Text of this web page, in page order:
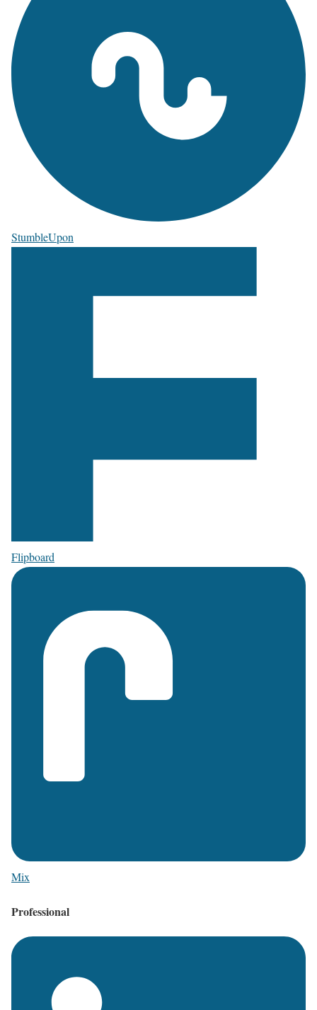
StumbleUpon
Flipboard
Mix
Professional